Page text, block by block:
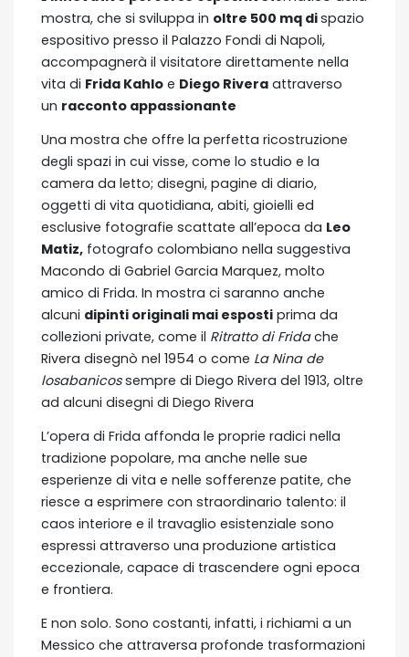
mostra, che si sviluppa in oltre 500 mq dispazio
espositivo presso il Palazzo Fondi di Napoli,
accompagnerà il visitatore direttamente nella
vita di Frida Kahlo e Diego Rivera attraverso
un racconto appassionante
Una mostra che offre la perfetta ricostruzione
degli spazi in cui visse, come lo studio e la
camera da letto; disegni, pagine di diario,
oggetti di vita quotidiana, abiti, gioielli ed
esclusive fotografie scattate all’epoca da Leo
Matiz, fotografo colombiano nella suggestiva
Macondo di Gabriel Garcia Marquez, molto
amico di Frida. In mostra ci saranno anche
alcuni dipinti originali mai esposti prima da
collezioni private, come il Ritratto di Fridache
Rivera disegnò nel 1954 o come La Nina de
losabanicossempre di Diego Rivera del 1913, oltre
ad alcuni disegni di Diego Rivera
L’opera di Frida affonda le proprie radici nella
tradizione popolare, ma anche nelle sue
esperienze di vita e nelle sofferenze patite, che
riesce a esprimere con straordinario talento: il
caos interiore e il travaglio esistenziale sono
espressi attraverso una produzione artistica
eccezionale, capace di trascendere ogni epoca
e frontiera.
E non solo. Sono costanti, infatti, i richiami a un
Messico che attraversa profonde trasformazioni